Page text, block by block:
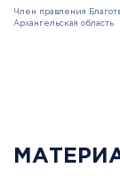
Член правления
Архангельская область